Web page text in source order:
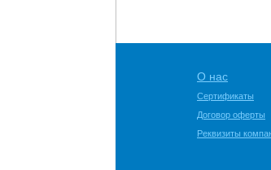
О нас
Сертификаты
Договор оферты
Реквизиты